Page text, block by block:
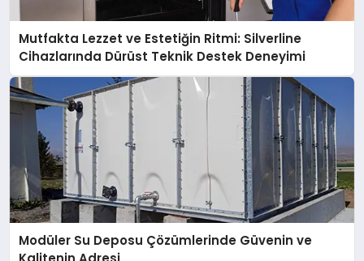
Mutfakta Lezzet ve Estetiğin Ritmi: Silverline
Cihazlarında Dürüst Teknik Destek Deneyimi
Modüler Su Deposu Çözümlerinde Güvenin ve